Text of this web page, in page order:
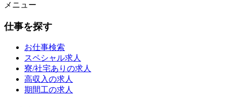
メニュー
仕事を探す
お仕事検索
スペシャル求人
寮/社宅ありの求人
高収入の求人
期間工の求人